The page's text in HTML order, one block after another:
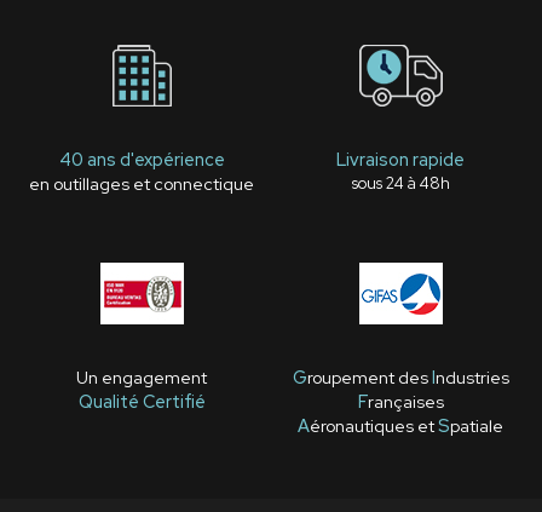
40 ans d'expérience
en outillages et connectique
Livraison rapide
sous 24 à 48h
Un engagement
Qualité Certifié
Groupement desIndustries
Françaises
Aéronautiques etSpatiale